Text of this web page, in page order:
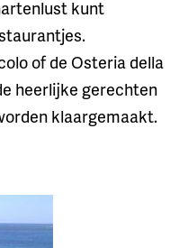
kunt
of de Osteria della
heerlijke gerechten
klaargemaakt.